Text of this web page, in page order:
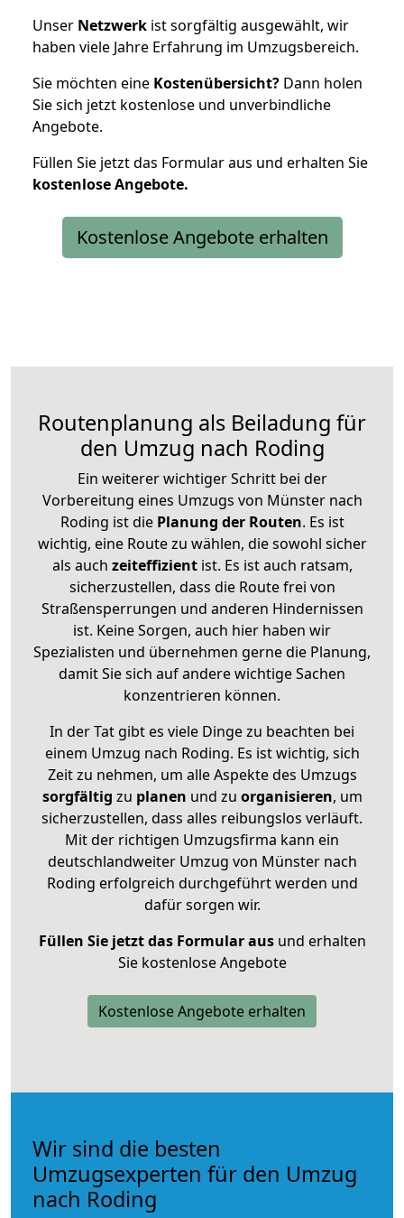
Unser Netzwerk ist sorgfältig ausgewählt, wir
haben viele Jahre Erfahrung im Umzugsbereich.
Sie möchten eine Kostenübersicht? Dann holen
Sie sich jetzt kostenlose und unverbindliche
Angebote.
Füllen Sie jetzt das Formular aus und erhalten Sie
kostenloseAngebote.
Kostenlose Angebote erhalten
Routenplanung als Beiladung für
den Umzug nach Roding
Ein weiterer wichtiger Schritt bei der
Vorbereitung eines Umzugs von Münster nach
Roding ist diePlanung der Routen. Es ist
wichtig, eine Route zu wählen, die sowohl sicher
als auch zeiteffizientist. Es ist auch ratsam,
sicherzustellen, dass die Route frei von
Straßensperrungen und anderen Hindernissen
ist. Keine Sorgen, auch hier haben wir
Spezialisten und übernehmen gerne die Planung,
damit Sie sich auf andere wichtige Sachen
konzentrieren können.
In der Tat gibt es viele Dinge zu beachten bei
einem Umzug nach Roding. Es ist wichtig, sich
Zeit zu nehmen, um alle Aspekte des Umzugs
sorgfältig zu planen und zu organisieren, um
sicherzustellen, dass alles reibungslos verläuft.
Mit der richtigen Umzugsfirma kann ein
deutschlandweiter Umzug von Münster nach
Roding erfolgreich durchgeführt werden und
dafür sorgen wir.
Füllen Sie jetzt das Formular ausund erhalten
Sie kostenlose Angebote
Kostenlose Angebote erhalten
Wir sind die besten
Umzugsexperten für den Umzug
nach Roding